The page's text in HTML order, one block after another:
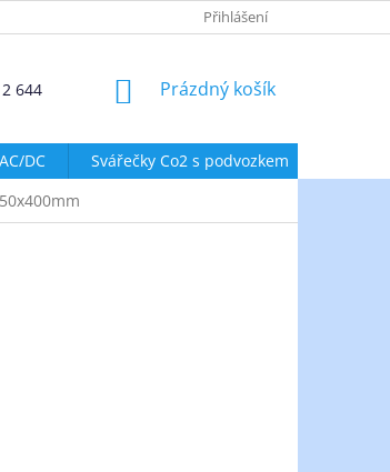
OSOBNÍCH ÚDAJŮ ZÁSADY POUŽÍVÁNÍ
Přihlášení
644
NÁKUPNÍ
Prázdný košík
DC Svářečky Co2 s podvozkem